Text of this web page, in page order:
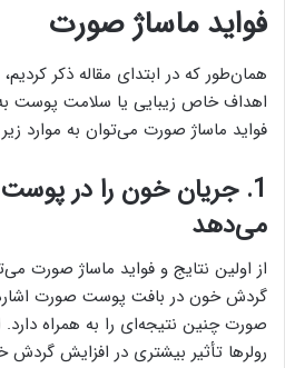
فواید ماساژ صورت
همان‌طور که در ابتدای مقاله ذکر
اهداف خاص زیبایی یا سلامت پوست به
فواید ماساژ صورت می‌توان به موارد زیر
1. جریان خون را در
می‌دهد
از اولین نتایج و فواید ماساژ صورت
گردش خون در بافت پوست صورت اشاره
صورت چنین نتیجه‌ای را به همراه
رولرها تأثیر بیشتری در افزایش